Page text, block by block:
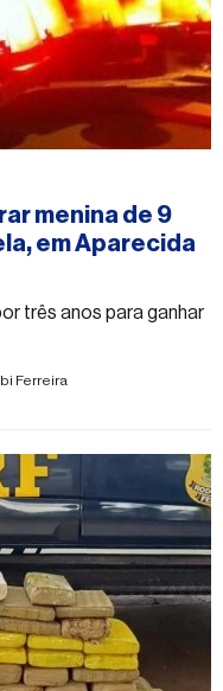
menina de 9
em Aparecida
três anos para ganhar
Ferreira